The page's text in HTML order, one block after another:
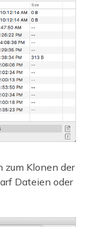
Klonen der
Dateien oder